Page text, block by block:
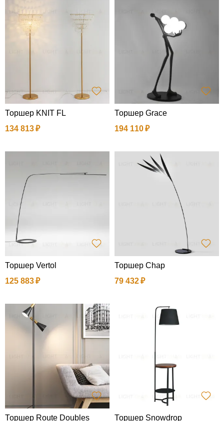
Торшер KNIT FL
134 813
Торшер Grace
194 110
Торшер Vertol
125 883
Торшер Chap
79 432
Торшер Route Doubles
Торшер Snowdrop